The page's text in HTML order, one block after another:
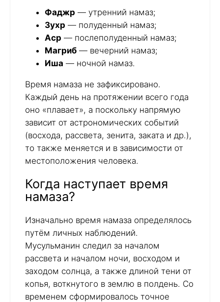
Фаджр — утренний намаз;
Зухр — полуденный намаз;
Аср — послеполуденный намаз;
Магриб — вечерний намаз;
Иша — ночной намаз.
Время намаза не зафиксировано.
Каждый день на протяжении всего года
оно «плавает», а поскольку напрямую
зависит от астрономических событий
(восхода, рассвета, зенита, заката и др.),
то также меняется и в зависимости от
местоположения человека.
Когда наступает время
намаза?
Изначально время намаза определялось
путём личных наблюдений.
Мусульманин следил за началом
рассвета и началом ночи, восходом и
заходом солнца, а также длиной тени от
копья, воткнутого в землю в полдень. Со
временем сформировалось точное